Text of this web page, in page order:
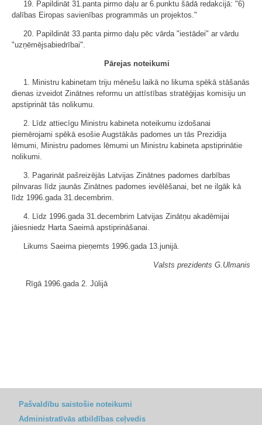
19. Papildināt 31.panta pirmo daļu ar 6.punktu šādā redakcijā: "6)
dalības Eiropas savienības programmās un projektos."
20. Papildināt 33.panta pirmo daļu pēc vārda "iestādei" ar vārdu
"uzņēmējsabiedrībai".
Pārejas noteikumi
1. Ministru kabinetam triju mēnešu laikā no likuma spēkā stāšanās
dienas izveidot Zinātnes reformu un attīstības stratēģijas komisiju un
apstiprināt tās nolikumu.
2. Līdz attiecīgu Ministru kabineta noteikumu izdošanai
piemērojami spēkā esošie Augstākās padomes un tās Prezidija
lēmumi, Ministru padomes lēmumi un Ministru kabineta apstiprinātie
nolikumi.
3. Pagarināt pašreizējās Latvijas Zinātnes padomes darbības
pilnvaras līdz jaunās Zinātnes padomes ievēlēšanai, bet ne ilgāk kā
līdz 1996.gada 31.decembrim.
4. Līdz 1996.gada 31.decembrim Latvijas Zinātņu akadēmijai
jāiesniedz Harta Saeimā apstiprināšanai.
Likums Saeima pieņemts 1996.gada 13.junijā.
Valsts prezidents G.Ulmanis
Rīgā 1996.gada 2. Jūlijā
Pašvaldību saistošie noteikumi
Administratīvās atbildības ceļvedis